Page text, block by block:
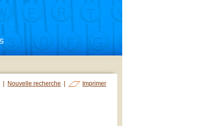
Nouvelle recherche Imprimer